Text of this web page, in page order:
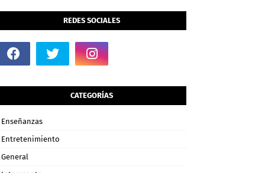
REDES SOCIALES
CATEGORÍAS
Enseñanzas
Entretenimiento
General